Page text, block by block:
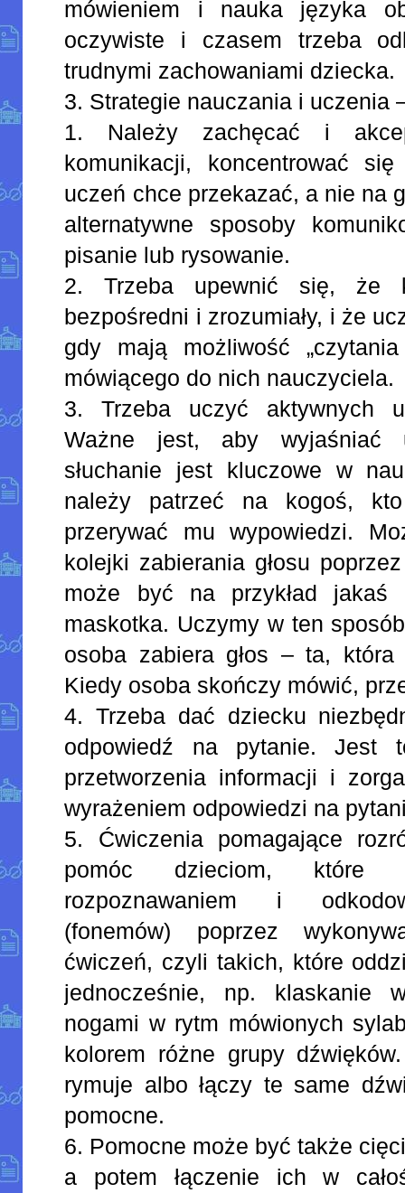
mówieniem i nauka języka
oczywiste i czasem trzeba
trudnymi zachowaniami dziecka.
3. Strategie nauczania i uczenia
1. Należy zachęcać i
komunikacji, koncentrować
uczeń chce przekazać, a nie na
alternatywne sposoby
pisanie lub rysowanie.
2. Trzeba upewnić się, że
bezpośredni i zrozumiały, i że
gdy mają możliwość
mówiącego do nich nauczyciela.
3. Trzeba uczyć aktywnych
Ważne jest, aby wyjaśniać
słuchanie jest kluczowe w
należy patrzeć na kogoś,
przerywać mu wypowiedzi.
kolejki zabierania głosu
może być na przykład jakaś
maskotka. Uczymy w ten
osoba zabiera głos – ta, która
Kiedy osoba skończy mówić,
4. Trzeba dać dziecku
odpowiedź na pytanie. Jest
przetworzenia informacji i
wyrażeniem odpowiedzi na
5. Ćwiczenia pomagające
pomóc dzieciom, które
rozpoznawaniem i
(fonemów) poprzez
ćwiczeń, czyli takich, które
jednocześnie, np. klaskanie
nogami w rytm mówionych
kolorem różne grupy
rymuje albo łączy te same
pomocne.
6. Pomocne może być także
a potem łączenie ich w